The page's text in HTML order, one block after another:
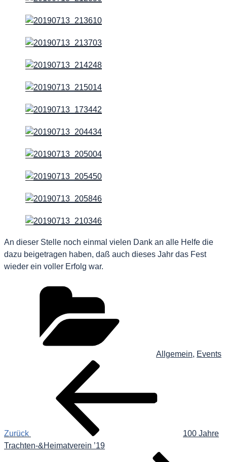
An dieser Stelle noch einmal vielen Dank an alle Helfe die
dazu beigetragen haben, daß auch dieses Jahr das Fest
wieder ein voller Erfolg war.
Allgemein, Events
Beitragsnavigation
Zurück
100 Jahre
Trachten-&Heimatverein ’19